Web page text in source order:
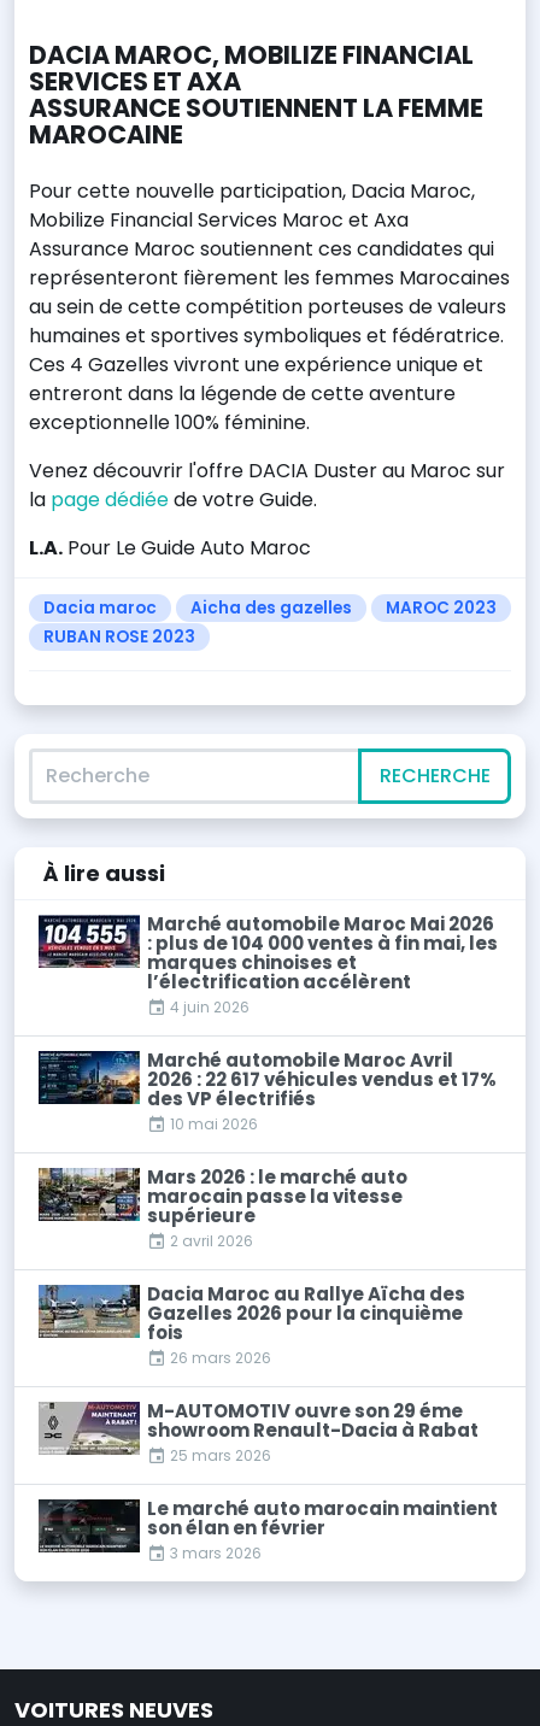
DACIA MAROC, MOBILIZE FINANCIAL
SERVICES ET AXA
ASSURANCE SOUTIENNENT LA FEMME
MAROCAINE
Pour cette nouvelle participation, Dacia Maroc,
Mobilize Financial Services Maroc et Axa
Assurance Maroc soutiennent ces candidates qui
représenteront fièrement les femmes Marocaines
au sein de cette compétition porteuses de valeurs
humaines et sportives symboliques et fédératrice.
Ces 4 Gazelles vivront une expérience unique et
entreront dans la légende de cette aventure
exceptionnelle 100% féminine.
Venez découvrir l'offre DACIA Duster au Maroc sur
la page dédiéede votre Guide.
L.A. Pour Le Guide Auto Maroc
Dacia maroc Aicha des gazelles
MAROC 2023
RUBAN ROSE 2023
Recherche
RECHERCHE
À lire aussi
Marché automobile Maroc Mai 2026
: plus de 104 000 ventes à fin mai, les
marques chinoises et
l’électrification accélèrent
4 juin 2026
Marché automobile Maroc Avril
2026 : 22 617 véhicules vendus et 17%
des VP électrifiés
10 mai 2026
Mars 2026 : le marché auto
marocain passe la vitesse
supérieure
2 avril 2026
Dacia Maroc au Rallye Aïcha des
Gazelles 2026 pour la cinquième
fois
26 mars 2026
M-AUTOMOTIV ouvre son 29 éme
showroom Renault-Dacia à Rabat
25 mars 2026
Le marché auto marocain maintient
son élan en février
3 mars 2026
VOITURES NEUVES